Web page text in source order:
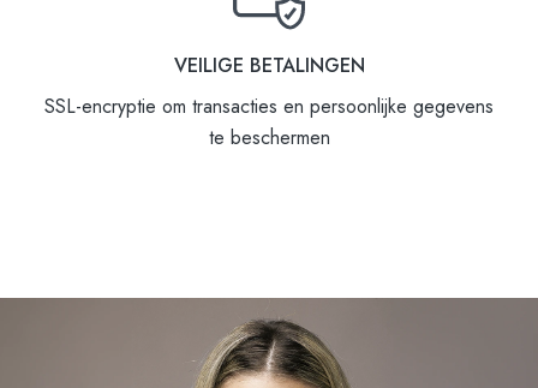
VEILIGE BETALINGEN
SSL-encryptie om transacties en persoonlijke gegevens
te beschermen